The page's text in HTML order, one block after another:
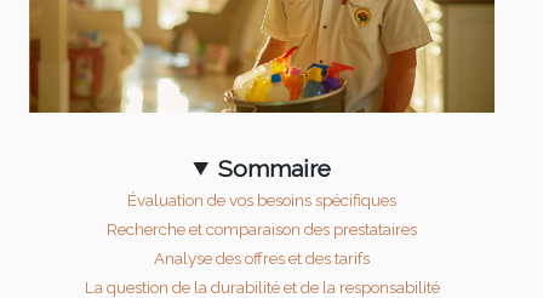
Sommaire
Évaluation de vos besoins spécifiques
Recherche et comparaison des prestataires
Analyse des offres et des tarifs
La question de la durabilité et de la responsabilité